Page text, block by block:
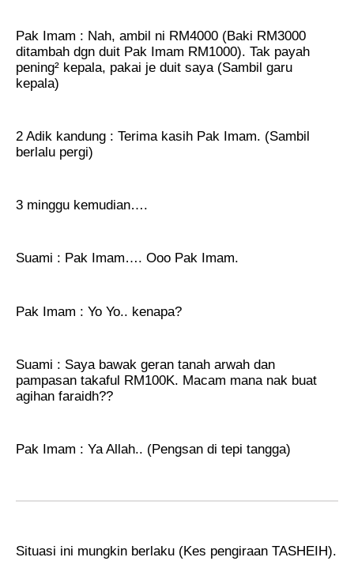
Pak Imam : Nah, ambil ni RM4000 (Baki RM3000
ditambah dgn duit Pak Imam RM1000). Tak payah
pening² kepala, pakai je duit saya (Sambil garu
kepala)
2 Adik kandung : Terima kasih Pak Imam. (Sambil
berlalu pergi)
3 minggu kemudian….
Suami : Pak Imam…. Ooo Pak Imam.
Pak Imam : Yo Yo.. kenapa?
Suami : Saya bawak geran tanah arwah dan
pampasan takaful RM100K. Macam mana nak buat
agihan faraidh??
Pak Imam : Ya Allah.. (Pengsan di tepi tangga)
Situasi ini mungkin berlaku (Kes pengiraan TASHEIH).